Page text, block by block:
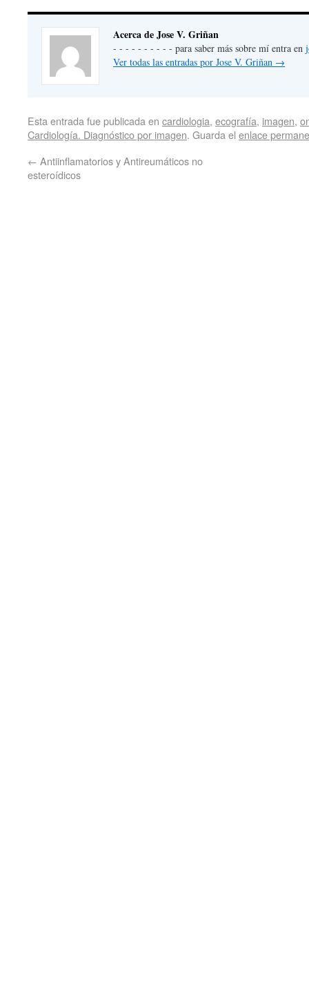
Acerca de Jose V. Griñan
- - - - - - - - - - para saber más sobre mí entra en
Ver todas las entradas por Jose V. Griñan →
Esta entrada fue publicada en cardiologia, ecografía, imagen,
Cardiología. Diagnóstico por imagen. Guarda el enlace
← Antiinflamatorios y Antireumáticos no
esteroídicos